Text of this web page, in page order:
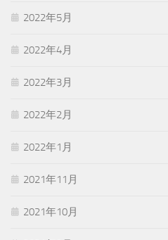
2022年5月
2022年4月
2022年3月
2022年2月
2022年1月
2021年11月
2021年10月